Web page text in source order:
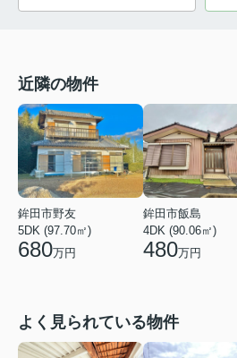
近隣の物件
鉾田市野友
5DK (97.70㎡)
680万円
鉾田市飯島
4DK (90.06㎡)
480万円
よく見られている物件